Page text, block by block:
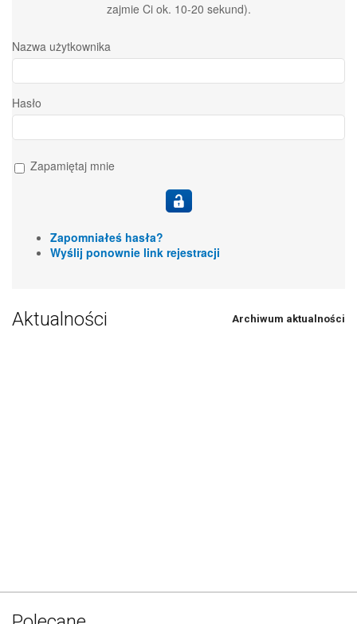
zajmie Ci ok. 10-20 sekund).
Nazwa użytkownika
Hasło
Zapamiętaj mnie
Zapomniałeś hasła?
Wyślij ponownie link rejestracji
Aktualności Archiwum aktualności